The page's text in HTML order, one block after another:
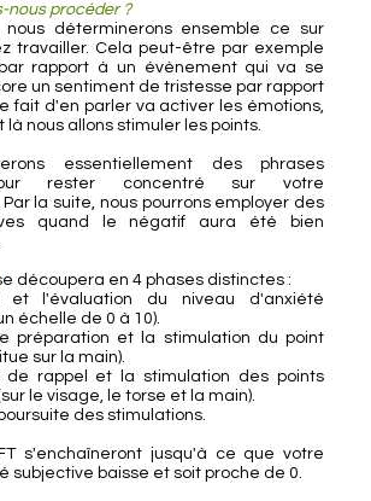
nous procéder ?
nous déterminerons ensemble ce sur
travailler. Cela peut-être par exemple
rapport à un évènement qui va se
un sentiment de tristesse par rapport
fait d'en parler va activer les émotions,
nous allons stimuler les points.
essentiellement des phrases
rester concentré sur votre
la suite, nous pourrons employer des
quand le négatif aura été bien
découpera en 4 phases distinctes :
l'évaluation du niveau d'anxiété
échelle de 0 à 10).
préparation et la stimulation du point
sur la main).
de rappel et la stimulation des points
le visage, le torse et la main).
des stimulations.
s'enchaîneront jusqu'à ce que votre
subjective baisse et soit proche de 0.